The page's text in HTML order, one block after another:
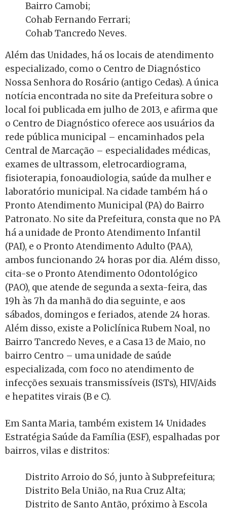
Bairro Camobi;
Cohab Fernando Ferrari;
Cohab Tancredo Neves.
Além das Unidades, há os locais de atendimento
especializado, como o Centro de Diagnóstico
Nossa Senhora do Rosário (antigo Cedas). A única
notícia encontrada no site da Prefeitura sobre o
local foi publicada em julho de 2013, e afirma que
o Centro de Diagnóstico oferece aos usuários da
rede pública municipal – encaminhados pela
Central de Marcação – especialidades médicas,
exames de ultrassom, eletrocardiograma,
fisioterapia, fonoaudiologia, saúde da mulher e
laboratório municipal. Na cidade também há o
Pronto Atendimento Municipal (PA) do Bairro
Patronato. No site da Prefeitura, consta que no PA
há a unidade de Pronto Atendimento Infantil
(PAI), e o Pronto Atendimento Adulto (PAA),
ambos funcionando 24 horas por dia. Além disso,
cita-se o Pronto Atendimento Odontológico
(PAO), que atende de segunda a sexta-feira, das
19h às 7h da manhã do dia seguinte, e aos
sábados, domingos e feriados, atende 24 horas.
Além disso, existe a Policlínica Rubem Noal, no
Bairro Tancredo Neves, e a Casa 13 de Maio, no
bairro Centro – uma unidade de saúde
especializada, com foco no atendimento de
infecções sexuais transmissíveis (ISTs), HIV/Aids
e hepatites virais (B e C).
Em Santa Maria, também existem 14 Unidades
Estratégia Saúde da Família (ESF), espalhadas por
bairros, vilas e distritos:
Distrito Arroio do Só, junto à Subprefeitura;
Distrito Bela União, na Rua Cruz Alta;
Distrito de Santo Antão, próximo à Escola